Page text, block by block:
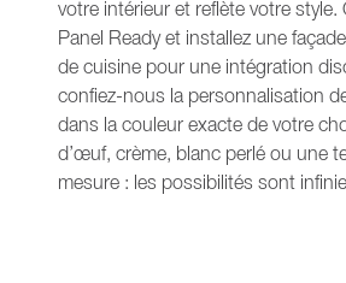
votre intérieur et reflète votre
Panel Readyet installez une
de cuisine pour une intégration
confiez-nous la personnalisation
dans la couleur exacte de votre
d’œuf, crème, blanc perlé ou une
mesure : les possibilités sont